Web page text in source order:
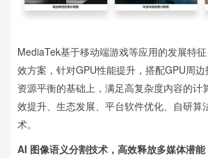
MediaTek基于移动端游戏等应用的发展特
效方案，针对GPU性能提升，搭配GPU周
资源平衡的基础上，满足高复杂度内容的计
效提升、生态发展、平台软件优化、自研算
术。
AI 图像语义分割技术，高效释放多媒体潜能